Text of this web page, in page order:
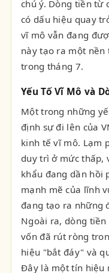
chú ý. Dòng tiền từ
có dấu hiệu quay
vĩ mô vẫn đang
này tạo ra một nền
trong tháng 7.
Yếu Tố Vĩ Mô và
Một trong những
định sự đi lên của
kinh tế vĩ mô. Lạm
duy trì ở mức thấp,
khẩu đang dần hồi
mạnh mẽ của lĩnh
đang tạo ra những
Ngoài ra, dòng
vốn đã rút ròng
hiệu "bắt đáy" và
Đây là một tín hiệu